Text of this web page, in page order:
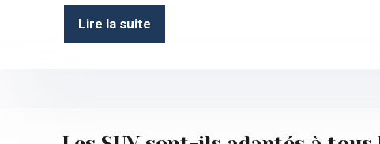
Lire la suite